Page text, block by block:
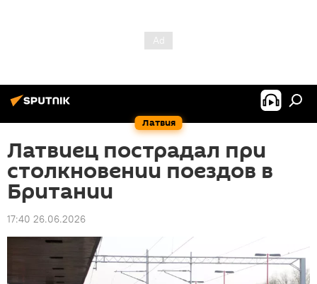
Латвия
Латвиец пострадал при
столкновении поездов в
Британии
17:40 26.06.2026